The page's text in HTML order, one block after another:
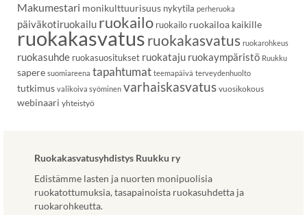
Makumestari monikulttuurisuus nykytila perheruoka
päiväkotiruokailu ruokailo ruokailo ruokailoa kaikille
ruokakasvatus ruokakasvatus ruokarohkeus
ruokasuhde ruokasuositukset ruokataju ruokaympäristö Ruukku
sapere suomiareena tapahtumat teemapäivä terveydenhuolto
tutkimus valikoiva syöminen varhaiskasvatus vuosikokous
webinaari yhteistyö
Ruokakasvatusyhdistys Ruukku ry
Edistämme lasten ja nuorten monipuolisia
ruokatottumuksia, tasapainoista ruokasuhdetta ja
ruokarohkeutta.